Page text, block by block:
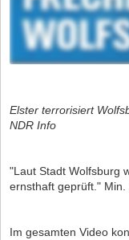
Elster terrorisiert
NDR Info
"Laut Stadt Wolfsburg
ernsthaft geprüft." Min.
Im gesamten Video